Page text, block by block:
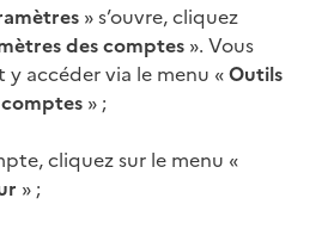
» s’ouvre, cliquez
des comptes ». Vous
y accéder via le menu «Outils
» ;
cliquez sur le menu «
» ;